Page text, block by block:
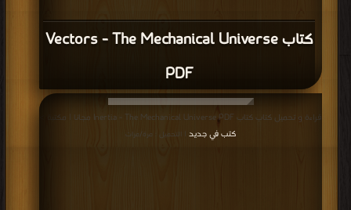
كتاب Vectors - The Mechanical Universe
PDF
قراءة و تحميل كتاب كتاب Inertia - The Mechanical Universe PDF مجانا | مكتبة >
كتب في جديد | التحميل : مرة/مرات